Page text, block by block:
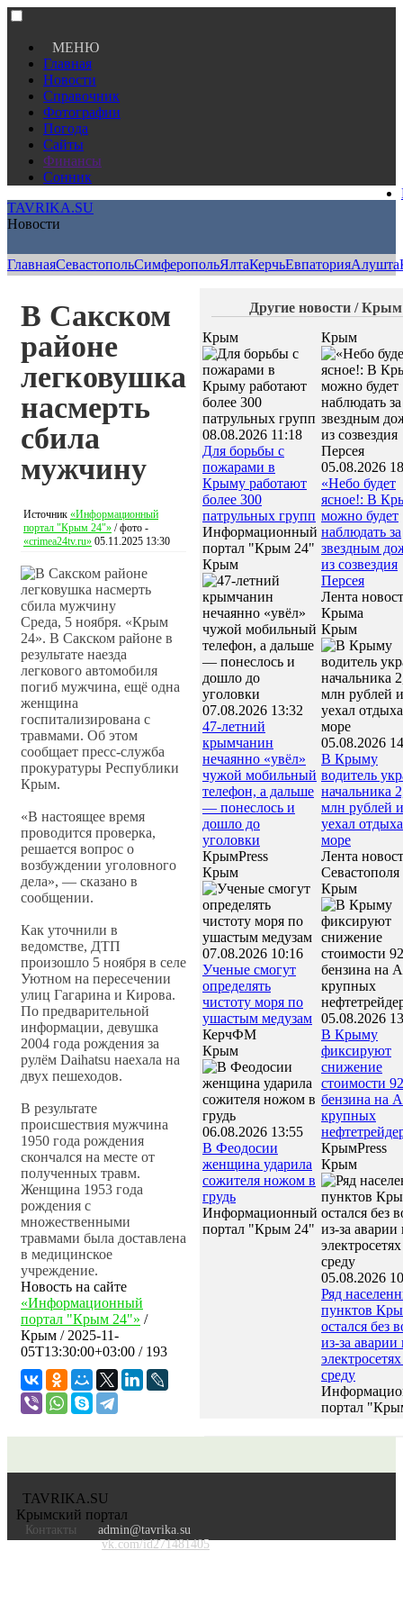
МЕНЮ
Главная
Новости
Справочник
Фотографии
Погода
Сайты
Финансы
Сонник
TAVRIKA.SU
Новости
ГлавнаяСевастопольСимферопольЯлтаКерчьЕвпаторияАлушта
В Сакском
районе
легковушка
насмерть
сбила
мужчину
Источник «Информационный
портал "Крым 24"» / фото -
«crimea24tv.ru» 05.11.2025 13:30
Среда, 5 ноября. «Крым
24». В Сакском районе в
результате наезда
легкового автомобиля
погиб мужчина, ещё одна
женщина
госпитализирована с
травмами. Об этом
сообщает пресс-служба
прокуратуры Республики
Крым.
«В настоящее время
проводится проверка,
решается вопрос о
возбуждении уголовного
дела», — сказано в
сообщении.
Как уточнили в
ведомстве, ДТП
произошло 5 ноября в селе
Уютном на пересечении
улиц Гагарина и Кирова.
По предварительной
информации, девушка
2004 года рождения за
рулём Daihatsu наехала на
двух пешеходов.
В результате
происшествия мужчина
1950 года рождения
скончался на месте от
полученных травм.
Женщина 1953 года
рождения с
множественными
травмами была доставлена
в медицинское
учреждение.
Новость на сайте
«Информационный
портал "Крым 24"» /
Крым / 2025-11-
05T13:30:00+03:00 / 193
Другие новости / Крым
Крым
08.08.2026 11:18
Для борьбы с
пожарами в
Крыму работают
более 300
патрульных групп
Информационный
портал "Крым 24"
Крым
07.08.2026 13:32
47‑летний
крымчанин
нечаянно «увёл»
чужой мобильный
телефон, а дальше
— понеслось и
дошло до
уголовки
КрымPress
Крым
07.08.2026 10:16
Ученые смогут
определять
чистоту моря по
ушастым медузам
КерчФМ
Крым
06.08.2026 13:55
В Феодосии
женщина ударила
сожителя ножом в
грудь
Информационный
портал "Крым 24"
Крым
05.08.2026
«Небо будет
ясное!: В
можно будет
наблюдать за
звездным
из созвездия
Персея
Лента
Крыма
Крым
05.08.2026
В Крыму
водитель
начальника
млн рублей и
уехал
море
Лента
Севастополя
Крым
05.08.2026
В Крыму
фиксируют
снижение
стоимости
бензина на
крупных
КрымPress
Крым
05.08.2026
Ряд
пунктов
остался без
из-за аварии
среду
портал
TAVRIKA.SU
Крымский портал
Контакты
admin@tavrika.su
vk.com/id271481405